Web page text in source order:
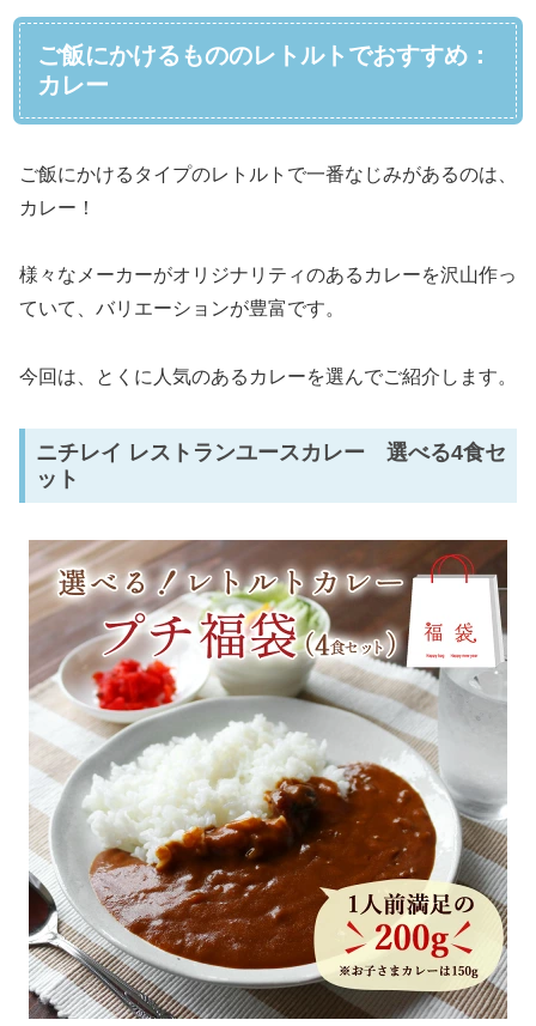
ご飯にかけるもののレトルトでおすすめ：
カレー
ご飯にかけるタイプのレトルトで一番なじみがあるのは、
カレー！
様々なメーカーがオリジナリティのあるカレーを沢山作っ
ていて、バリエーションが豊富です。
今回は、とくに人気のあるカレーを選んでご紹介します。
ニチレイ レストランユースカレー 選べる4食セ
ット